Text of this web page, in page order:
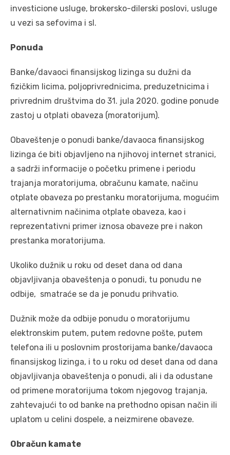
investicione usluge, brokersko-dilerski poslovi, usluge
u vezi sa sefovima i sl.
Ponuda
Banke/davaoci finansijskog lizinga su dužni da
fizičkim licima, poljoprivrednicima, preduzetnicima i
privrednim društvima do 31. jula 2020. godine ponude
zastoj u otplati obaveza (moratorijum).
Obaveštenje o ponudi banke/davaoca finansijskog
lizinga će biti objavljeno na njihovoj internet stranici,
a sadrži informacije o početku primene i periodu
trajanja moratorijuma, obračunu kamate, načinu
otplate obaveza po prestanku moratorijuma, mogućim
alternativnim načinima otplate obaveza, kao i
reprezentativni primer iznosa obaveze pre i nakon
prestanka moratorijuma.
Ukoliko dužnik u roku od deset dana od dana
objavljivanja obaveštenja o ponudi, tu ponudu ne
odbije, smatraće se da je ponudu prihvatio.
Dužnik može da odbije ponudu o moratorijumu
elektronskim putem, putem redovne pošte, putem
telefona ili u poslovnim prostorijama banke/davaoca
finansijskog lizinga, i to u roku od deset dana od dana
objavljivanja obaveštenja o ponudi, ali i da odustane
od primene moratorijuma tokom njegovog trajanja,
zahtevajući to od banke na prethodno opisan način ili
uplatom u celini dospele, a neizmirene obaveze.
Obračun kamate